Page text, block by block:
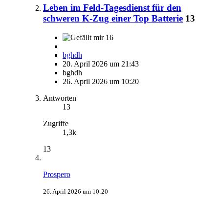
Leben im Feld-Tagesdienst für den
schweren K-Zug einer Top Batterie 13
16
bghdh
20. April 2026 um 21:43
bghdh
26. April 2026 um 10:20
Antworten
13
Zugriffe
1,3k
13
Prospero
26. April 2026 um 10:20